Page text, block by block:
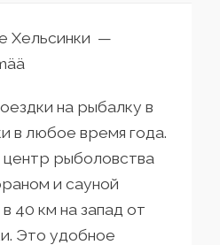
Хельсинки —
на рыбалку в
в любое время года.
рыболовства
и сауной
40 км на запад от
Это удобное